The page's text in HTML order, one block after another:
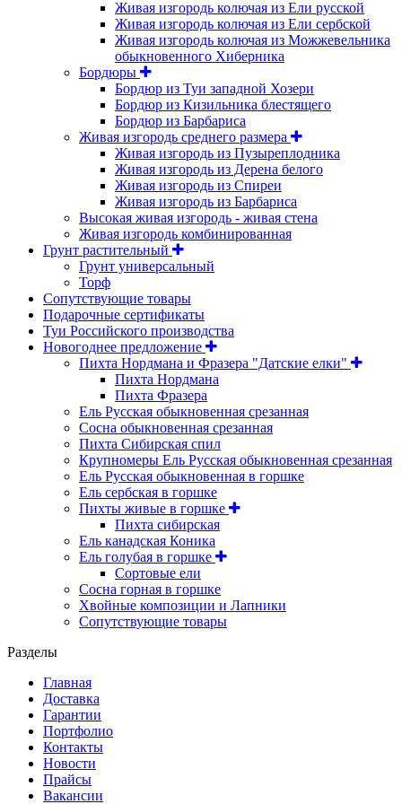
Живая изгородь колючая из Ели русской
Живая изгородь колючая из Ели сербской
Живая изгородь колючая из Можжевельника
обыкновенного Хиберника
Бордюры
Бордюр из Туи западной Хозери
Бордюр из Кизильника блестящего
Бордюр из Барбариса
Живая изгородь среднего размера
Живая изгородь из Пузыреплодника
Живая изгородь из Дерена белого
Живая изгородь из Спиреи
Живая изгородь из Барбариса
Высокая живая изгородь - живая стена
Живая изгородь комбинированная
Грунт растительный
Грунт универсальный
Торф
Сопутствующие товары
Подарочные сертификаты
Туи Российского производства
Новогоднее предложение
Пихта Нордмана и Фразера "Датские елки"
Пихта Нордмана
Пихта Фразера
Ель Русская обыкновенная срезанная
Сосна обыкновенная срезанная
Пихта Сибирская спил
Крупномеры Ель Русская обыкновенная срезанная
Ель Русская обыкновенная в горшке
Ель сербская в горшке
Пихты живые в горшке
Пихта сибирская
Ель канадская Коника
Ель голубая в горшке
Сортовые ели
Сосна горная в горшке
Хвойные композиции и Лапники
Сопутствующие товары
Разделы
Главная
Доставка
Гарантии
Портфолио
Контакты
Новости
Прайсы
Вакансии